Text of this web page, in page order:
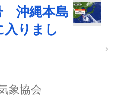
沖縄本島
入りまし
象協会